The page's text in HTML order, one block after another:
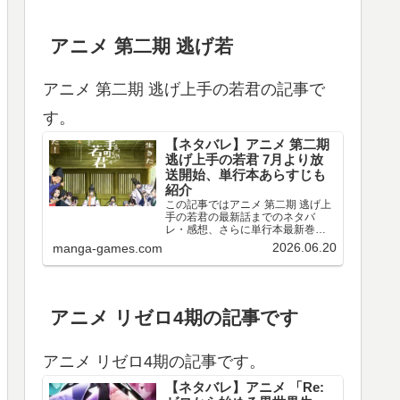
アニメ 第二期 逃げ若
アニメ 第二期 逃げ上手の若君の記事で
す。
【ネタバレ】アニメ 第二期
逃げ上手の若君 7月より放
送開始、単行本あらすじも
紹介
この記事ではアニメ 第二期 逃げ上
手の若君の最新話までのネタバ
レ・感想、さらに単行本最新巻ま
でのあらすじ・まとめ等をご紹介
します。TVアニメ 逃げ上手の若君
第十三～十五回のネタバレ、感想
manga-games.com 2026.06.20
アニメ リゼロ4期の記事です
アニメ リゼロ4期の記事です。
【ネタバレ】アニメ 「Re: